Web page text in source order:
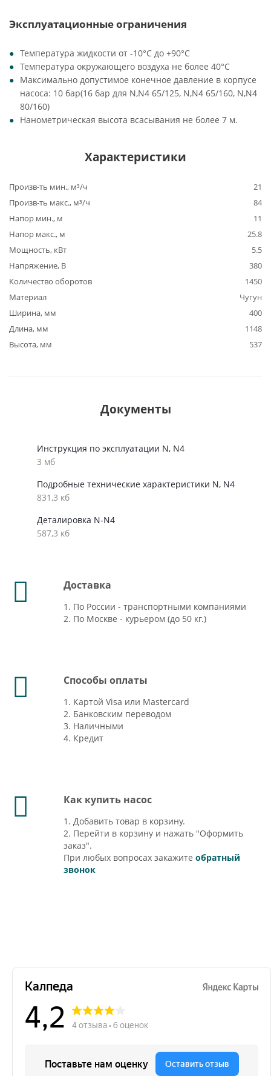
Эксплуатационные ограничения
Температура жидкости от -10°C до +90°C
Температура окружающего воздуха не более 40°C
Максимально допустимое конечное давление в корпусе
насоса: 10 бар(16 бар для N,N4 65/125, N,N4 65/160, N,N4
80/160)
Нанометрическая высота всасывания не более 7 м.
Характеристики
Произв-ть мин., м³/ч
21
Произв-ть макс., м³/ч
84
Напор мин., м
11
Напор макс., м
25.8
Мощность, кВт
5.5
Напряжение, В
380
Количество оборотов
1450
Материал
Чугун
Ширина, мм
400
Длина, мм
1148
Высота, мм
537
Документы
Инструкция по эксплуатации N, N4
3 мб
Подробные технические характеристики N, N4
831,3 кб
Деталировка N-N4
587,3 кб
Доставка
1. По России - транспортными компаниями
2. По Москве - курьером (до 50 кг.)
Способы оплаты
1. Картой Visa или Mastercard
2. Банковским переводом
3. Наличными
4. Кредит
Как купить насос
1. Добавить товар в корзину.
2. Перейти в корзину и нажать "Оформить
заказ".
При любых вопросах закажите обратный
звонок